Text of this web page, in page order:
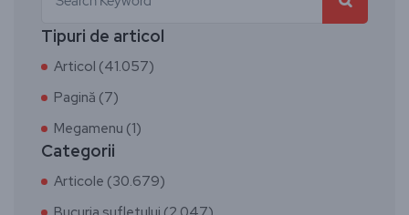
Tipuri de articol
Articol (41.057)
Pagină (7)
Megamenu (1)
Categorii
Articole (30.679)